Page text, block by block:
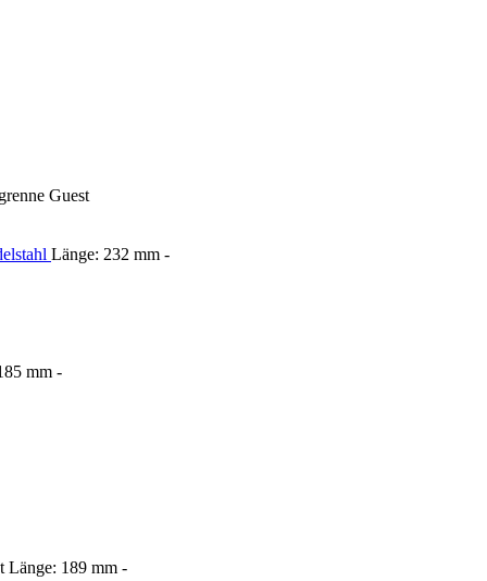
Guest
Länge: 232 mm -
mm -
Länge: 189 mm -